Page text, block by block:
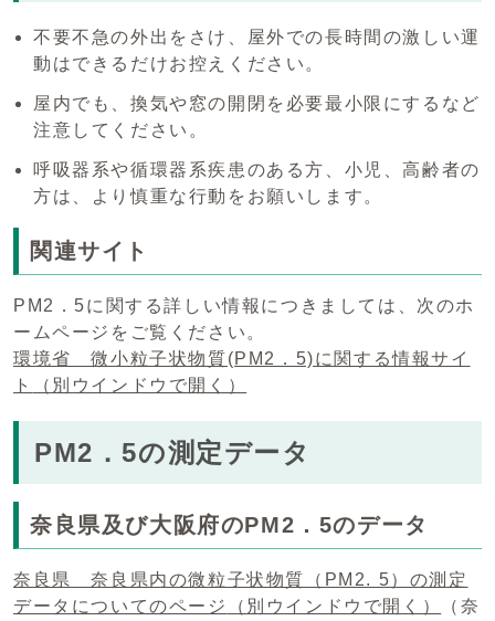
不要不急の外出をさけ、屋外での長時間の激しい運
動はできるだけお控えください。
屋内でも、換気や窓の開閉を必要最小限にするなど
注意してください。
呼吸器系や循環器系疾患のある方、小児、高齢者の
方は、より慎重な行動をお願いします。
関連サイト
PM2．5に関する詳しい情報につきましては、次のホ
ームページをご覧ください。
環境省 微小粒子状物質(PM2．5)に関する情報サイ
ト
（別ウインドウで開く）
PM2．5の測定データ
奈良県及び大阪府のPM2．5のデータ
奈良県 奈良県内の微粒子状物質（PM2. 5）の測定
データについてのページ
（別ウインドウで開く） （奈